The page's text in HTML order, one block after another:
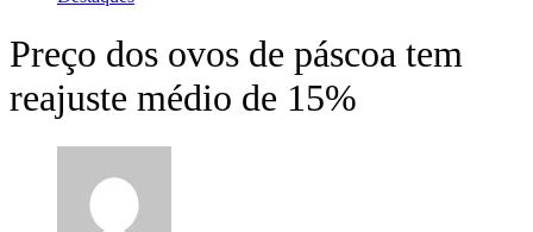
Preço dos ovos de páscoa tem
reajuste médio de 15%